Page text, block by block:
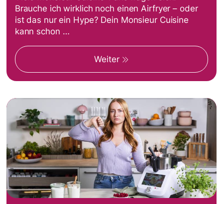
Brauche ich wirklich noch einen Airfryer – oder
ist das nur ein Hype? Dein Monsieur Cuisine
kann schon …
Weiter